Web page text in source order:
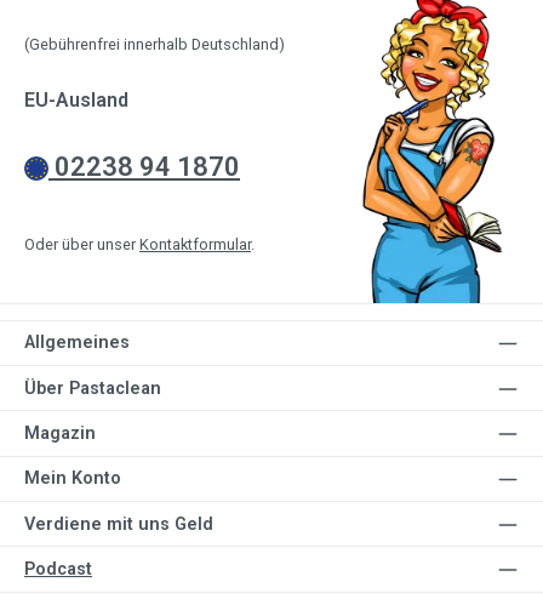
(Gebührenfrei innerhalb Deutschland)
EU-Ausland
02238 94 1870
Oder über unser Kontaktformular.
Allgemeines
Über Pastaclean
Magazin
Mein Konto
Verdiene mit uns Geld
Podcast